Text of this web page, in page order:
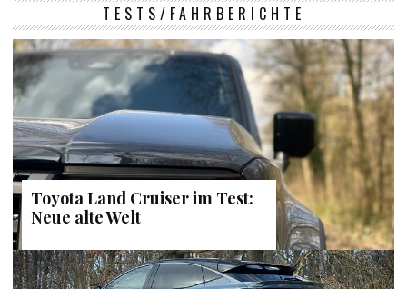
TESTS/FAHRBERICHTE
Toyota Land Cruiser im Test:
Neue alte Welt